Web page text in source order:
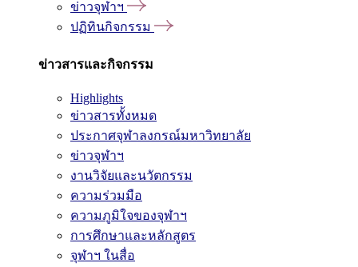
ข่าวจุฬาฯ
ปฏิทินกิจกรรม
ข่าวสารและกิจกรรม
Highlights
ข่าวสารทั้งหมด
ประกาศจุฬาลงกรณ์มหาวิทยาลัย
ข่าวจุฬาฯ
งานวิจัยและนวัตกรรม
ความร่วมมือ
ความภูมิใจของจุฬาฯ
การศึกษาและหลักสูตร
จุฬาฯ ในสื่อ